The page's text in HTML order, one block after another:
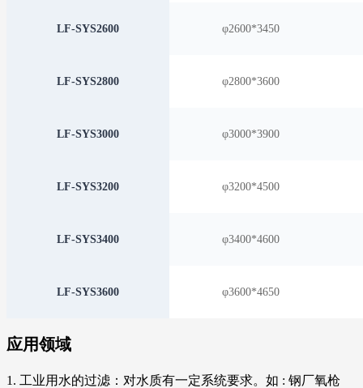
LF-SYS2600 φ2600*3450
LF-SYS2800 φ2800*3600
LF-SYS3000 φ3000*3900
LF-SYS3200 φ3200*4500
LF-SYS3400 φ3400*4600
LF-SYS3600 φ3600*4650
应用领域
1. 工业用水的过滤：对水质有一定系统要求。如 : 钢厂氧枪